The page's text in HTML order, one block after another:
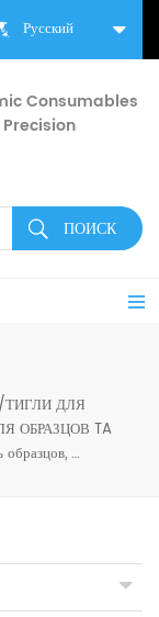
Русский
Consumables
ДЛЯ
ОБРАЗЦОВ TA
Кварцевый держатель образцов, соответствующий TA 810026.001, для использования с TGA-HP и VTI-SA.